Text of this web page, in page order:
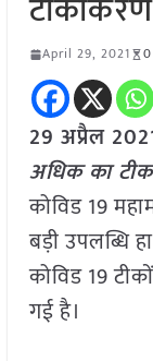
April 29, 2021
29 अप्रैल
अधिक का
कोविड 19
बड़ी उपलब्धि
कोविड 19
गई है।